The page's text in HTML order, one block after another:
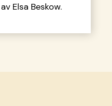
Elsa Beskow.